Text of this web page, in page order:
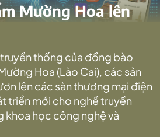
Mường Hoa lên
thống của đồng bào
Hoa (Lào Cai), các sản
lên các sàn thương mại điện
triển mới cho nghề truyền
khoa học công nghệ và